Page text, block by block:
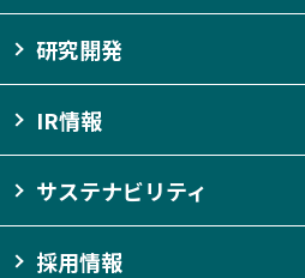
研究開発
IR情報
サステナビリティ
採用情報